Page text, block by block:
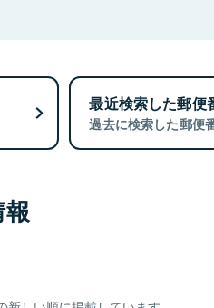
最近検索した郵便
過去に検索した郵便